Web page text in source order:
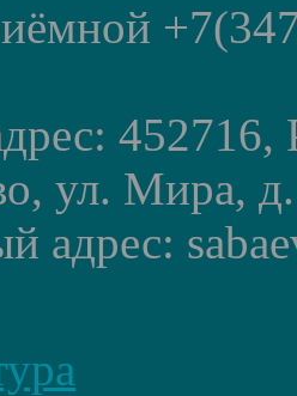
452716,
ул. Мира,
адрес: